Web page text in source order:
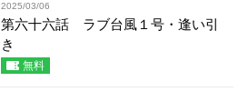
2025/03/06
第六十六話 ラブ台風１号・逢い引
き
無料